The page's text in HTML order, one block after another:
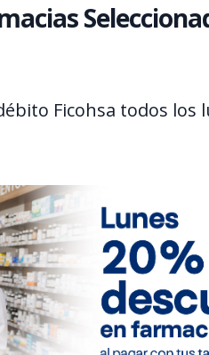
Ficohsa todos